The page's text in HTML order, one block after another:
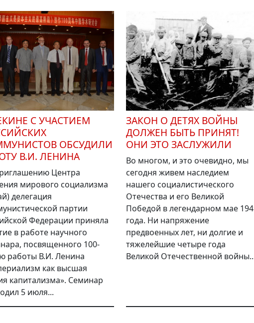
С УЧАСТИЕМ
ОБСУДИЛИ
В.И. ЛЕНИНА
Центра
мирового социализма
делегация
партии
Федерации приняла
в работе научного
посвященного 100-
работы В.И. Ленина
как высшая
капитализма». Семинар
5 июля...
ЗАКОН О ДЕТЯХ ВОЙНЫ
ДОЛЖЕН БЫТЬ ПРИНЯТ!
ОНИ ЭТО ЗАСЛУЖИЛИ
Во многом, и это очевидно, мы
сегодня живем наследием
нашего социалистического
Отечества и его Великой
Победой в легендарном мае
года. Ни напряжение
предвоенных лет, ни долгие и
тяжелейшие четыре года
Великой Отечественной